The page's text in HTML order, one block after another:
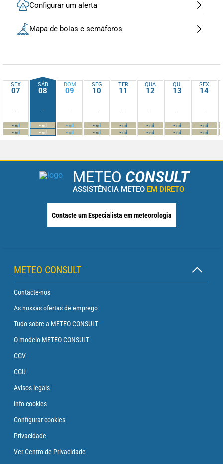
Configurar um alerta
Mapa de boias e semáforos
SEX
07
-
-nd
-nd
SÁB
08
-
-nd
-nd
DOM
09
-
-nd
-nd
SEG
10
-
-nd
-nd
TER
11
-
-nd
-nd
QUA
12
-
-nd
-nd
QUI
13
-
-nd
-nd
SEX
14
-
-nd
-nd
METEO CONSULT
ASSISTÊNCIA METEO EM DIRETO
Contacte um Especialista em meteorologia
METEO CONSULT
Contacte-nos
As nossas ofertas de emprego
Tudo sobre a METEO CONSULT
O modelo METEO CONSULT
CGV
CGU
Avisos legais
info cookies
Configurar cookies
Privacidade
Ver Centro de Privacidade